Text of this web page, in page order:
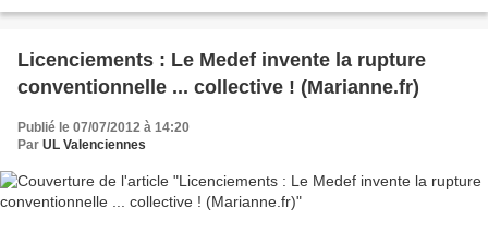
Licenciements : Le Medef invente la rupture
conventionnelle ... collective ! (Marianne.fr)
Publié le 07/07/2012 à 14:20
Par UL Valenciennes